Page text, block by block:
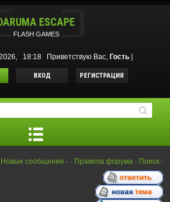
ESCAPE
FLASH GAMES
18:18 Приветствую Вас, Гость
ВХОД РЕГИСТРАЦИЯ
Новые сообщения · · Правила форума · Поиск ·